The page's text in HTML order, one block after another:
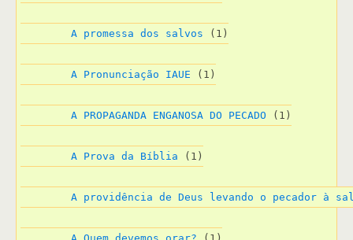
A promessa dos salvos (1)
A Pronunciação IAUE (1)
A PROPAGANDA ENGANOSA DO PECADO (1)
A Prova da Bíblia (1)
A providência de Deus levando o pecador à